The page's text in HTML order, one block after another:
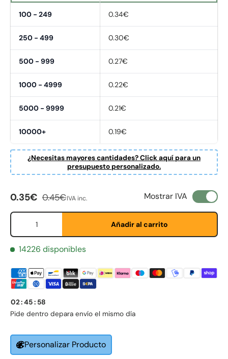
100 - 249 0.34€
250 - 499 0.30€
500 - 999 0.27€
1000 - 4999 0.22€
5000 - 9999 0.21€
10000+ 0.19€
¿Necesitas mayores cantidades? Click aquí para un
presupuesto personalizado.
First Name *
Last Name *
Email *
Precio de venta
0.35€ Precio normal
0.45€IVA inc. Mostrar IVA
Cant.
Añadir al carrito
14226 disponibles
Pide dentro de
02:45: 58
para envío el mismo día
Personalizar Producto